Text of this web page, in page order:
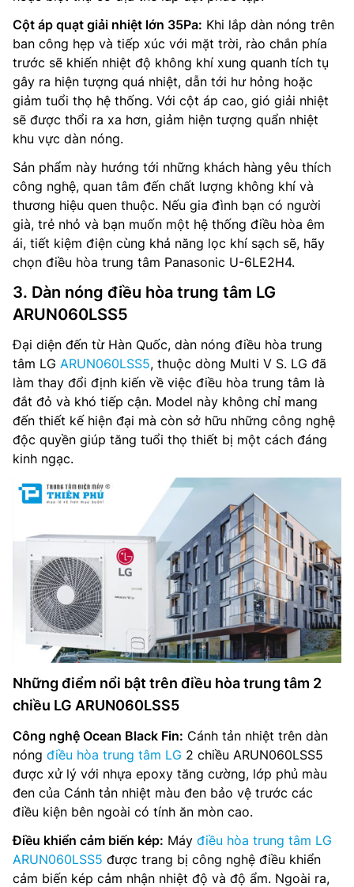
Cột áp quạt giải nhiệt lớn 35Pa: Khi lắp dàn nóng trên
ban công hẹp và tiếp xúc với mặt trời, rào chắn phía
trước sẽ khiến nhiệt độ không khí xung quanh tích tụ
gây ra hiện tượng quá nhiệt, dẫn tới hư hỏng hoặc
giảm tuổi thọ hệ thống. Với cột áp cao, gió giải nhiệt
sẽ được thổi ra xa hơn, giảm hiện tượng quẩn nhiệt
khu vực dàn nóng.
Sản phẩm này hướng tới những khách hàng yêu thích
công nghệ, quan tâm đến chất lượng không khí và
thương hiệu quen thuộc. Nếu gia đình bạn có người
già, trẻ nhỏ và bạn muốn một hệ thống điều hòa êm
ái, tiết kiệm điện cùng khả năng lọc khí sạch sẽ, hãy
chọn điều hòa trung tâm Panasonic U-6LE2H4.
3. Dàn nóng điều hòa trung tâm LG
ARUN060LSS5
Đại diện đến từ Hàn Quốc, dàn nóng điều hòa trung
tâm LG ARUN060LSS5, thuộc dòng Multi V S. LG đã
làm thay đổi định kiến về việc điều hòa trung tâm là
đắt đỏ và khó tiếp cận. Model này không chỉ mang
đến thiết kế hiện đại mà còn sở hữu những công nghệ
độc quyền giúp tăng tuổi thọ thiết bị một cách đáng
kinh ngạc.
Những điểm nổi bật trên điều hòa trung tâm 2
chiều LG ARUN060LSS5
Công nghệ Ocean Black Fin: Cánh tản nhiệt trên dàn
nóng điều hòa trung tâm LG 2 chiều ARUN060LSS5
được xử lý với nhựa epoxy tăng cường, lớp phủ màu
đen của Cánh tản nhiệt màu đen bảo vệ trước các
điều kiện bên ngoài có tính ăn mòn cao.
Điều khiển cảm biến kép: Máy điều hòa trung tâm LG
ARUN060LSS5 được trang bị công nghệ điều khiển
cảm biến kép cảm nhận nhiệt độ và độ ẩm. Ngoài ra,